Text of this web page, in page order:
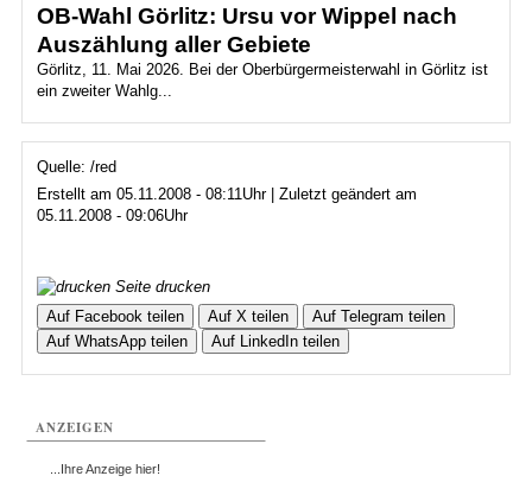
OB-Wahl Görlitz: Ursu vor Wippel nach
Auszählung aller Gebiete
Görlitz, 11. Mai 2026. Bei der Oberbürgermeisterwahl in Görlitz ist
ein zweiter Wahlg...
Quelle: /red
Erstellt am 05.11.2008 - 08:11Uhr | Zuletzt geändert am
05.11.2008 - 09:06Uhr
Seite drucken
Auf Facebook teilen
Auf X teilen
Auf Telegram teilen
Auf WhatsApp teilen
Auf LinkedIn teilen
ANZEIGEN
...Ihre Anzeige hier!